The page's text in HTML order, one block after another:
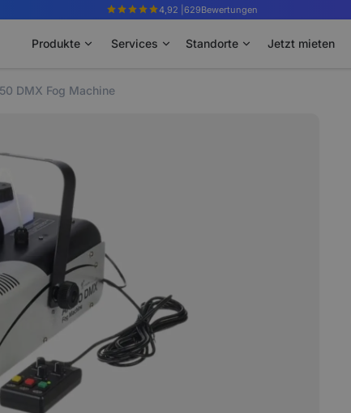
4,92 | 629Bewertungen
Produkte Services Standorte Jetzt mieten
DMX Fog Machine